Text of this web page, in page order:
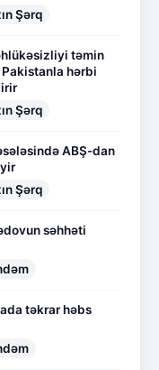
Şərq
təmin
hərbi
Şərq
ABŞ-dan
Şərq
səhhəti
təkrar həbs